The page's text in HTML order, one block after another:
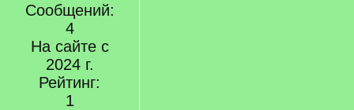
Сообщений:
4
На сайте с
2024 г.
Рейтинг:
1